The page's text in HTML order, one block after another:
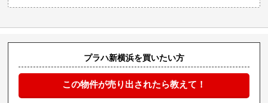
プラハ新横浜を買いたい方
この物件が売り出されたら教えて！